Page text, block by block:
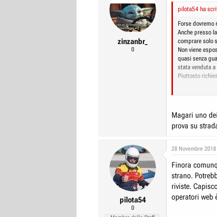
zinzanbr_
0
pilota54 ha
Forse
Anche presso
comprare solo
Non viene
quasi senza
stata venduta
Piuttosto
Magari uno
prova su
pilota54
0
28 Novembre 2018
Finora
strano.
riviste.
operatori web